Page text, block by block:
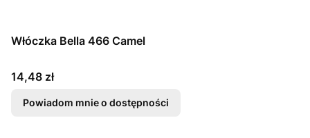
Włóczka Bella 466 Camel
Cena
14,48 zł
Powiadom mnie o dostępności